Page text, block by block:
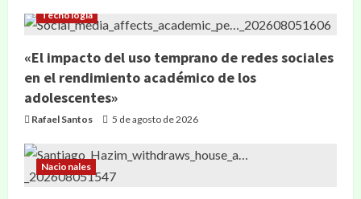
Tecnología
«El impacto del uso temprano de redes sociales
en el rendimiento académico de los
adolescentes»
Rafael Santos 5 de agosto de 2026
Nacionales